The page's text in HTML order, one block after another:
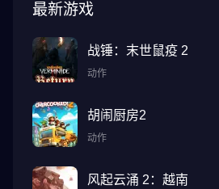
最新游戏
战锤：末世鼠疫 2
动作
胡闹厨房2
动作
风起云涌 2：越南